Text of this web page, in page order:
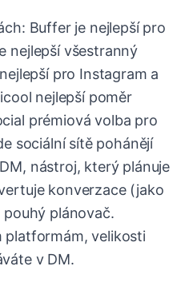
Buffer je nejlepší pro
nejlepší všestranný
pro Instagram a
nejlepší poměr
prémiová volba pro
sociální sítě pohánějí
nástroj, který plánuje
konverzace (jako
plánovač.
platformám, velikosti
v DM.